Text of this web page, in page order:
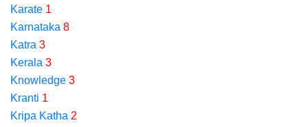
Karate 1
Karnataka 8
Katra 3
Kerala 3
Knowledge 3
Kranti 1
Kripa Katha 2